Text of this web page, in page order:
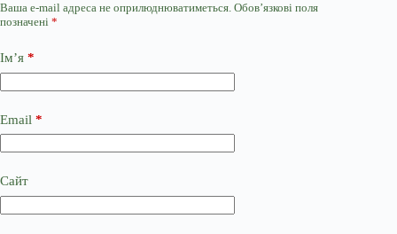
Ваша e-mail адреса не оприлюднюватиметься. Обов’язкові поля
позначені *
Ім’я *
Email *
Сайт